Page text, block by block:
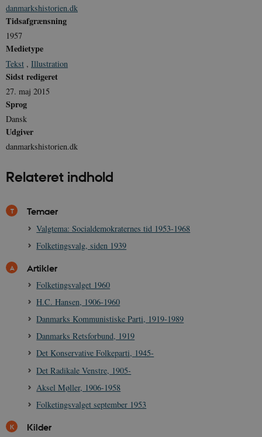
danmarkshistorien.dk
Tidsafgrænsning
1957
Medietype
Tekst , Illustration
Sidst redigeret
27. maj 2015
Sprog
Dansk
Udgiver
danmarkshistorien.dk
Relateret indhold
Temaer
Valgtema: Socialdemokraternes tid 1953-1968
Folketingsvalg, siden 1939
Artikler
Folketingsvalget 1960
H.C. Hansen, 1906-1960
Danmarks Kommunistiske Parti, 1919-1989
Danmarks Retsforbund, 1919
Det Konservative Folkeparti, 1945-
Det Radikale Venstre, 1905-
Aksel Møller, 1906-1958
Folketingsvalget september 1953
Kilder